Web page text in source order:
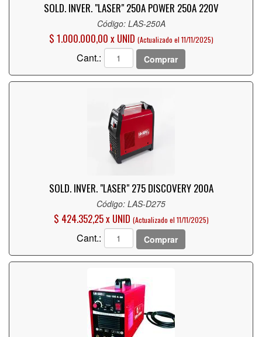
SOLD. INVER. "LASER" 250A POWER 250A 220V
Código: LAS-250A
$ 1.000.000,00 x UNID (Actualizado el 11/11/2025)
Cant.: Comprar
SOLD. INVER. "LASER" 275 DISCOVERY 200A
Código: LAS-D275
$ 424.352,25 x UNID (Actualizado el 11/11/2025)
Cant.: Comprar